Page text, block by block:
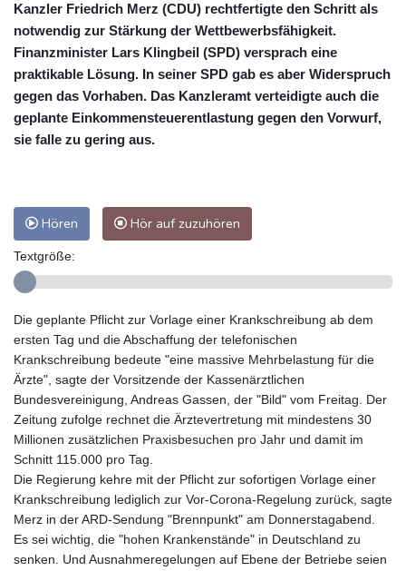
Kanzler Friedrich Merz (CDU) rechtfertigte den Schritt als
notwendig zur Stärkung der Wettbewerbsfähigkeit.
Finanzminister Lars Klingbeil (SPD) versprach eine
praktikable Lösung. In seiner SPD gab es aber Widerspruch
gegen das Vorhaben. Das Kanzleramt verteidigte auch die
geplante Einkommensteuerentlastung gegen den Vorwurf,
sie falle zu gering aus.
Hören Hör auf zuzuhören
Textgröße:
Die geplante Pflicht zur Vorlage einer Krankschreibung ab dem
ersten Tag und die Abschaffung der telefonischen
Krankschreibung bedeute "eine massive Mehrbelastung für die
Ärzte", sagte der Vorsitzende der Kassenärztlichen
Bundesvereinigung, Andreas Gassen, der "Bild" vom Freitag. Der
Zeitung zufolge rechnet die Ärztevertretung mit mindestens 30
Millionen zusätzlichen Praxisbesuchen pro Jahr und damit im
Schnitt 115.000 pro Tag.
Die Regierung kehre mit der Pflicht zur sofortigen Vorlage einer
Krankschreibung lediglich zur Vor-Corona-Regelung zurück, sagte
Merz in der ARD-Sendung "Brennpunkt" am Donnerstagabend.
Es sei wichtig, die "hohen Krankenstände" in Deutschland zu
senken. Und Ausnahmeregelungen auf Ebene der Betriebe seien